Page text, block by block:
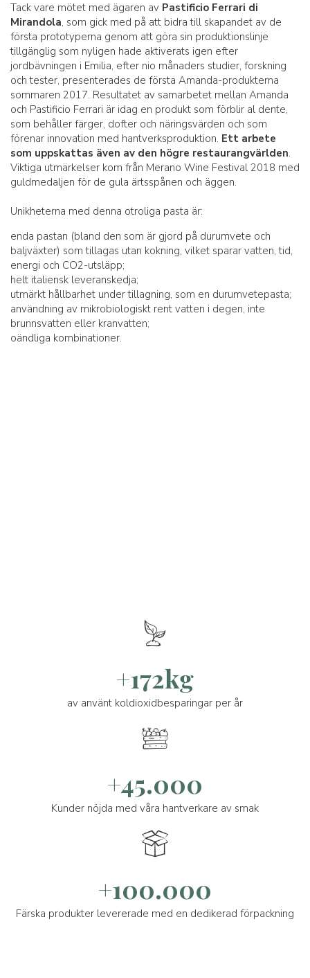
Tack vare mötet med ägaren av Pastificio Ferrari di
Mirandola, som gick med på att bidra till skapandet av de
första prototyperna genom att göra sin produktionslinje
tillgänglig som nyligen hade aktiverats igen efter
jordbävningen i Emilia, efter nio månaders studier, forskning
och tester, presenterades de första Amanda-produkterna
sommaren 2017. Resultatet av samarbetet mellan Amanda
och Pastificio Ferrari är idag en produkt som förblir al dente,
som behåller färger, dofter och näringsvärden och som
förenar innovation med hantverksproduktion. Ett arbete
som uppskattas även av den högre restaurangvärlden.
Viktiga utmärkelser kom från Merano Wine Festival 2018 med
guldmedaljen för de gula ärtsspånen och äggen.
Unikheterna med denna otroliga pasta är:
enda pastan (bland den som är gjord på durumvete och
baljväxter) som tillagas utan kokning, vilket sparar vatten, tid,
energi och CO2-utsläpp;
helt italiensk leveranskedja;
utmärkt hållbarhet under tillagning, som en durumvetepasta;
användning av mikrobiologiskt rent vatten i degen, inte
brunnsvatten eller kranvatten;
oändliga kombinationer.
+172kg
av använt koldioxidbesparingar per år
+45.000
Kunder nöjda med våra hantverkare av smak
+100.000
Färska produkter levererade med en dedikerad förpackning